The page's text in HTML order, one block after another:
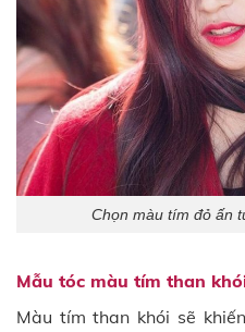
Chọn màu tím đỏ ấn
Mẫu tóc màu tím than
Màu tím than khói sẽ